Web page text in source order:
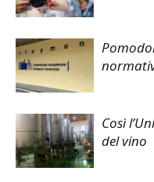
Così
del vino